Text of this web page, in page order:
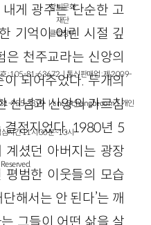
게 광주는 단순한 고
기억이 어린 시절 깊
은 천주교라는 신앙의
되어주었다. 두개의
신념과 신앙의 가르침
정지었다. 1980년 5
셨던 아버지는 광장
범한 이웃들의 모습
해서는 안 된다’는 깨
그들이 어떤 삶을 살
창비문화
재단
클럽창비
호 : 105-81-63672ㅣ통신판매업 : 제 2009-
955-3399 ㅣcnc@changbi.comㅣ개인
시간 11시 30분~13시